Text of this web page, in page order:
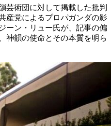
芸術団に対して掲載した批判
産党によるプロパガンダの影
ーン・リュー氏が、記事の偏
神韻の使命とその本質を明ら